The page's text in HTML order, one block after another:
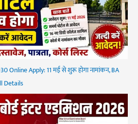
Online Apply: 11 मई से शुरू होगा नामांकन, BA
Details